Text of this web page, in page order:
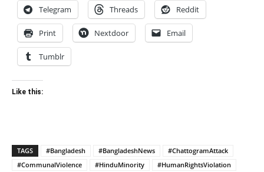
Telegram Threads Reddit
Print Nextdoor Email
Tumblr
Like this:
TAGS #Bangladesh #BangladeshNews
#ChattogramAttack
#CommunalViolence
#HinduMinority
#HumanRightsViolation